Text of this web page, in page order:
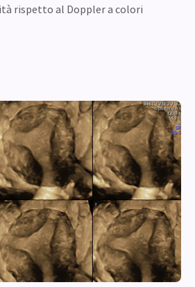
rispetto al Doppler a colori